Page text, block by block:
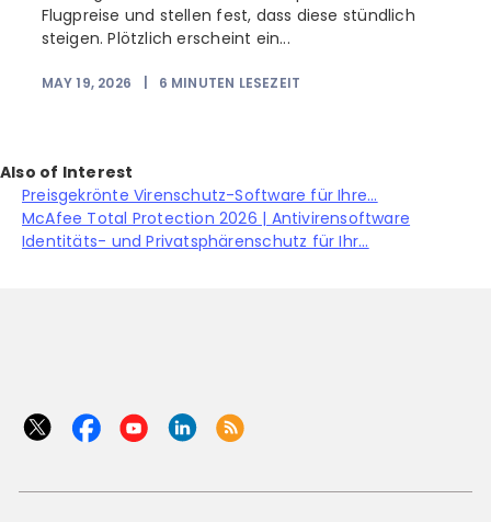
Flugpreise und stellen fest, dass diese stündlich
steigen. Plötzlich erscheint ein...
MAY 19, 2026 6 MINUTEN LESEZEIT
Also of Interest
Preisgekrönte Virenschutz-Software für Ihre...
McAfee Total Protection 2026 | Antivirensoftware
Identitäts- und Privatsphärenschutz für Ihr...